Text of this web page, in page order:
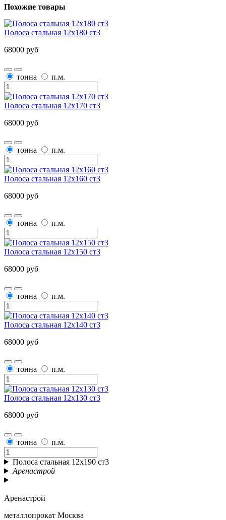
Похожие товары
Полоса стальная 12х180 ст3
68000 руб
тонна п.м.
Полоса стальная 12х170 ст3
68000 руб
тонна п.м.
Полоса стальная 12х160 ст3
68000 руб
тонна п.м.
Полоса стальная 12х150 ст3
68000 руб
тонна п.м.
Полоса стальная 12х140 ст3
68000 руб
тонна п.м.
Полоса стальная 12х130 ст3
68000 руб
тонна п.м.
Полоса стальная 12х190 ст3
Аренастрой
Аренастрой
металлопрокат Москва